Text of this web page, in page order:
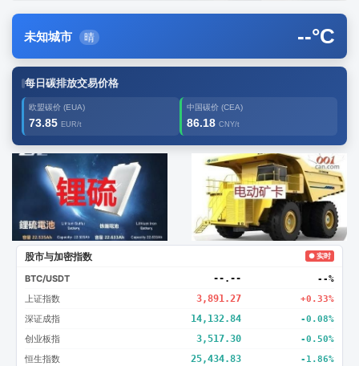
未知城市 晴 --°C
每日碳排放交易价格
欧盟碳价 (EUA)
73.85 EUR/t
中国碳价 (CEA)
86.18 CNY/t
广告2 创新
股市与加密指数 ● 实时
BTC/USDT --.-- --%
上证指数 3,891.27 +0.33%
深证成指 14,132.84 -0.08%
创业板指 3,517.30 -0.50%
恒生指数 25,434.83 -1.86%